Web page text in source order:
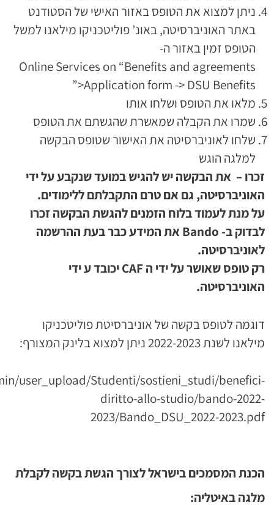
ניתן למצוא את הטופס באזור האישי של הסטודנט
באתר האוניברסיטה, באונ’ פוליטכניקו מילאנו למשל
הטופס זמין באזור ה-
Online Services on “Benefits and agreements
>Application form -> DSU Benefits”
מלאו את הטופס ושלחו אותו
שמרו את הקבלה שמאשרת שהגשתם את הטופס
שלחו לאוניברסיטה את האישור שטופס הבקשה
למלגה הוגש
זכרו – את הבקשה יש להגיש במועד שנקבע על ידי
האוניברסיטה, גם אם טרם התקבלתם ללימודים.
על מנת לעמוד בלוח הזמנים להגשת הבקשה זכרו
לבדוק ב- Bando את המידע כבר בעת ההרשמה
לאוניברסיטה.
רק טופס שאושר על ידי הCAFיכובד ע ידי
האוניברסיטה.
דוגמה לטופס בקשה של אוניברסיטת פוליטכניקו
מילאנו לשנת 2022-2023 ניתן למצוא בלינק המצורף:
user_upload/Studenti/sostieni_studi/benefici-
diritto-allo-studio/bando-2022-
2023/Bando_DSU_2022-2023.pdf
הכנת המסמכים בישראל לצורך הגשת בקשה לקבלת
מלגה באיטליה: